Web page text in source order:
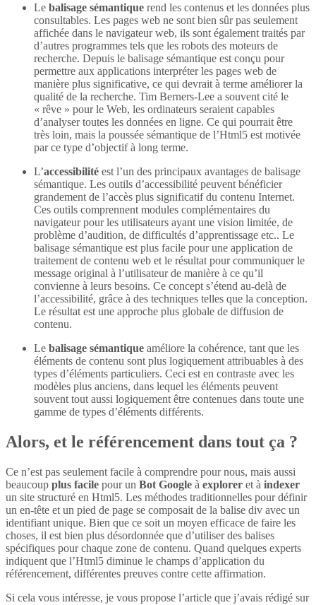
Le balisage sémantique rend les contenus et les données plus
consultables. Les pages web ne sont bien sûr pas seulement
affichée dans le navigateur web, ils sont également traités par
d’autres programmes tels que les robots des moteurs de
recherche. Depuis le balisage sémantique est conçu pour
permettre aux applications interpréter les pages web de
manière plus significative, ce qui devrait à terme améliorer la
qualité de la recherche. Tim Berners-Lee a souvent cité le
« rêve » pour le Web, les ordinateurs seraient capables
d’analyser toutes les données en ligne. Ce qui pourrait être
très loin, mais la poussée sémantique de l’Html5 est motivée
par ce type d’objectif à long terme.
L’accessibilité est l’un des principaux avantages de balisage
sémantique. Les outils d’accessibilité peuvent bénéficier
grandement de l’accès plus significatif du contenu Internet.
Ces outils comprennent modules complémentaires du
navigateur pour les utilisateurs ayant une vision limitée, de
problème d’audition, de difficultés d’apprentissage etc.. Le
balisage sémantique est plus facile pour une application de
traitement de contenu web et le résultat pour communiquer le
message original à l’utilisateur de manière à ce qu’il
convienne à leurs besoins. Ce concept s’étend au-delà de
l’accessibilité, grâce à des techniques telles que la conception.
Le résultat est une approche plus globale de diffusion de
contenu.
Le balisage sémantique améliore la cohérence, tant que les
éléments de contenu sont plus logiquement attribuables à des
types d’éléments particuliers. Ceci est en contraste avec les
modèles plus anciens, dans lequel les éléments peuvent
souvent tout aussi logiquement être contenues dans toute une
gamme de types d’éléments différents.
Alors, et le référencement dans tout ça ?
Ce n’est pas seulement facile à comprendre pour nous, mais aussi
beaucoup plus facile pour un Bot Google à explorer et à indexer
un site structuré en Html5. Les méthodes traditionnelles pour définir
un en-tête et un pied de page se composait de la balise div avec un
identifiant unique. Bien que ce soit un moyen efficace de faire les
choses, il est bien plus désordonnée que d’utiliser des balises
spécifiques pour chaque zone de contenu. Quand quelques experts
indiquent que l’Html5 diminue le champs d’application du
référencement, différentes preuves contre cette affirmation.
Si cela vous intéresse, je vous propose l’article que j’avais rédigé sur